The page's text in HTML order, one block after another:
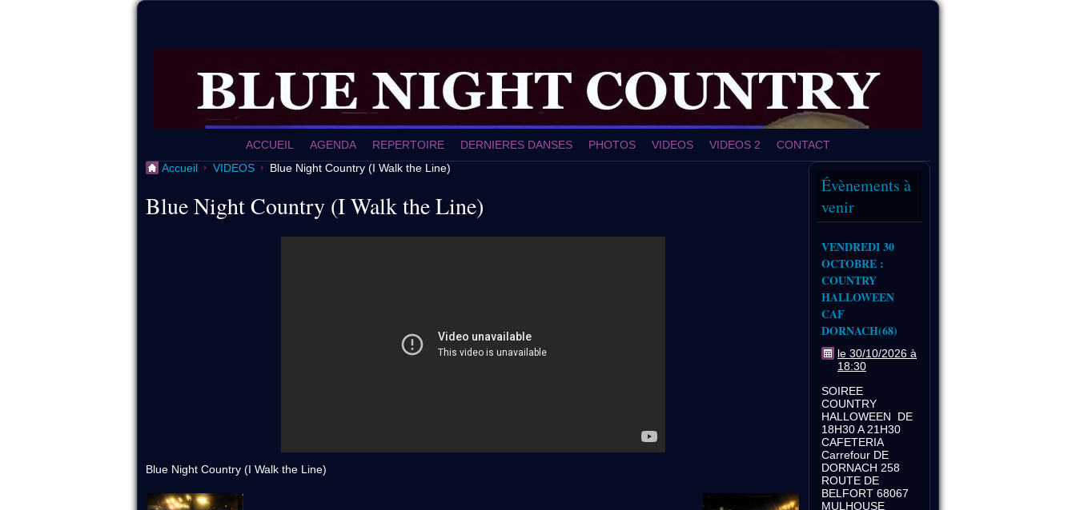
ACCUEIL AGENDA REPERTOIRE DERNIERES DANSES PHOTOS VIDEOS VIDEOS 2
CONTACT
Accueil
VIDEOS Blue Night Country (I Walk the Line)
Blue Night Country (I Walk the Line)
Blue Night Country (I Walk the Line)
Évènements à
venir
VENDREDI 30
OCTOBRE :
COUNTRY
HALLOWEEN
CAF
DORNACH(68)
le 30/10/2026 à
18:30
SOIREE
COUNTRY
HALLOWEEN DE
18H30 A 21H30
CAFETERIA
Carrefour DE
DORNACH 258
ROUTE DE
BELFORT 68067
MULHOUSE